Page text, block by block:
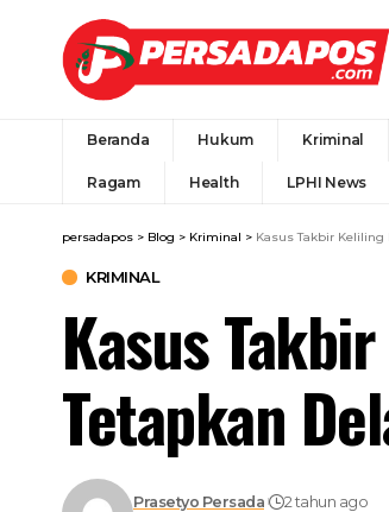
Beranda Hukum Kriminal
Ragam Health LPHI News
persadapos > Blog > Kriminal > Kasus Takbir Keliling
KRIMINAL
Kasus
Tetapkan
Prasetyo Persada 2 tahun ago